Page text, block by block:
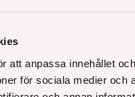
att anpassa innehållet
för sociala medier och
Estate